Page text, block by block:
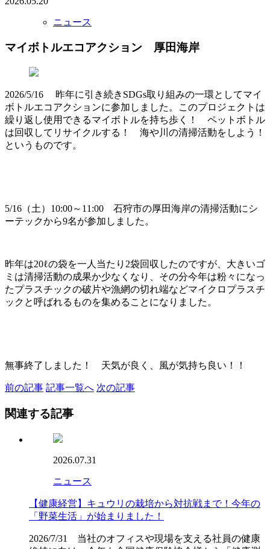
ニュース
マイボトルエコアクション 厚田海岸
2026/5/16 昨年に引き続きSDGs取り組みの一環としてマイ
ボトルエコアクションに参加しました。このプロジェクトは
繰り返し使用できるマイボトルを持ち歩く！ ペットボトル
は回収してリサイクルする！ 海や川の清掃活動をしよう！
というものです。
5/16（土）10:00～11:00 石狩市の厚田海岸の清掃活動にシ
ーテックから9名が参加しました。
昨年は20ℓの袋を一人当たり2袋回収したのですが、大きいゴ
ミは清掃活動の成果か少なくなり、その分今年は粉々になっ
たプラスチックの破片や漁網の切れ端などマイクロプラスチ
ックと呼ばれるものを集めることになりました。
無事終了しました！ 天気が良く、風が気持ち良い！！
前の記事 記事一覧へ 次の記事
関連する記事
2026.07.31
ニュース
【健康経営】キュウリの栽培から対抗戦まで！今年の
「野菜生活」が始まりました！
2026/7/31 当社のオフィスや現場を支える社員の健康